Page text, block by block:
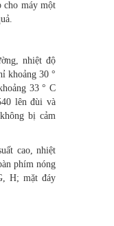
cho máy một
nhiệt độ
khoảng 30 °
33 ° C
lên đùi và
bị cảm
cao, nhiệt
phím nóng
H; mặt đáy